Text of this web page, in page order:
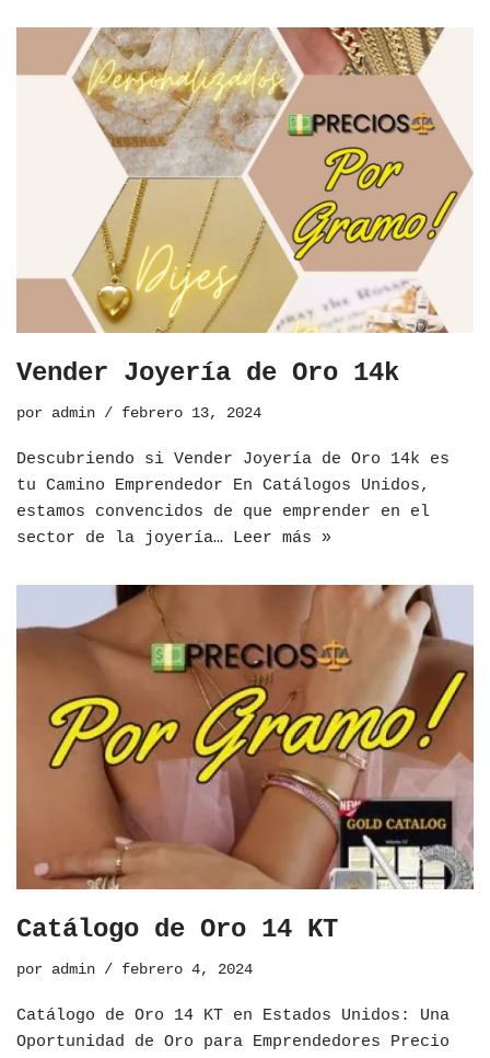
Vender Joyería de Oro 14k
por admin febrero 13, 2024
Descubriendo si Vender Joyería de Oro 14k es
tu Camino Emprendedor En Catálogos Unidos,
estamos convencidos de que emprender en el
sector de la joyería… Leer más »
Catálogo de Oro 14 KT
por admin febrero 4, 2024
Catálogo de Oro 14 KT en Estados Unidos: Una
Oportunidad de Oro para Emprendedores Precio